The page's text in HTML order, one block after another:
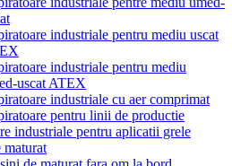
industriale pentru mediu uscat
industriale pentru mediu
uscat ATEX
industriale cu aer comprimat
pentru linii de productie
industriale pentru aplicatii grele
maturat